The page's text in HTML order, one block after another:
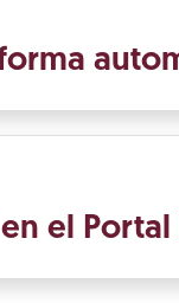
el Portal